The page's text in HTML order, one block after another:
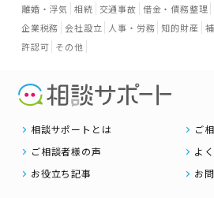
離婚・浮気 相続 交通事故 借金・債務整理
企業税務 会社設立 人事・労務 知的財産
許認可 その他
相談サポートとは
ご
ご相談者様の声
よ
お役立ち記事
お